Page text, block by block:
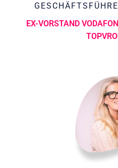
EX-VORSTAND